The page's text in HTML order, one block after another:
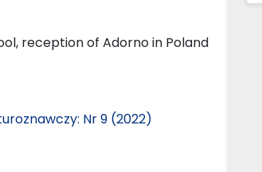
reception of Adorno in Poland
Nr 9 (2022)